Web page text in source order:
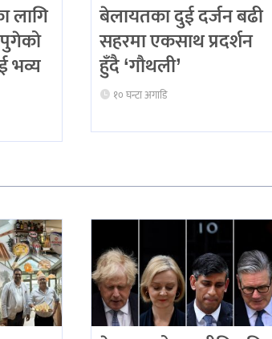
लागि
भव्य
बेलायतका दुई दर्जन बढी
सहरमा एकसाथ प्रदर्शन
हुँदै ‘गौथली’
१० घन्टा अगाडि